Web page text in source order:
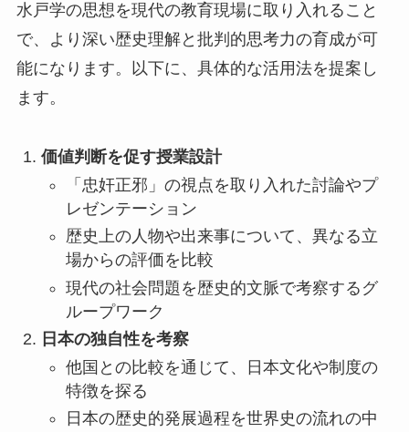
水戸学の思想を現代の教育現場に取り入れること
で、より深い歴史理解と批判的思考力の育成が可
能になります。以下に、具体的な活用法を提案し
ます。
価値判断を促す授業設計
「忠奸正邪」の視点を取り入れた討論やプ
レゼンテーション
歴史上の人物や出来事について、異なる立
場からの評価を比較
現代の社会問題を歴史的文脈で考察するグ
ループワーク
日本の独自性を考察
他国との比較を通じて、日本文化や制度の
特徴を探る
日本の歴史的発展過程を世界史の流れの中